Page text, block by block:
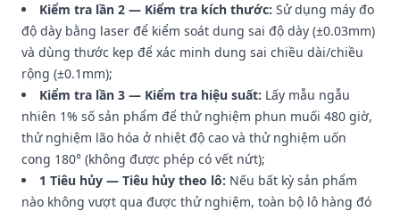
Kiểm tra lần 2 — Kiểm tra kích thước: Sử dụng máy đo
độ dày bằng laser để kiểm soát dung sai độ dày (±0.03mm)
và dùng thước kẹp để xác minh dung sai chiều dài/chiều
rộng (±0.1mm);
Kiểm tra lần 3 — Kiểm tra hiệu suất: Lấy mẫu ngẫu
nhiên 1% số sản phẩm để thử nghiệm phun muối 480 giờ,
thử nghiệm lão hóa ở nhiệt độ cao và thử nghiệm uốn
cong 180° (không được phép có vết nứt);
1 Tiêu hủy — Tiêu hủy theo lô: Nếu bất kỳ sản phẩm
nào không vượt qua được thử nghiệm, toàn bộ lô hàng đó